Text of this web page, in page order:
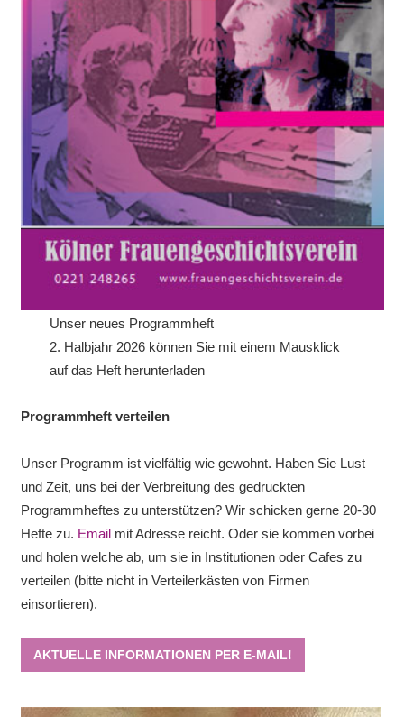
Unser neues Programmheft
2. Halbjahr 2026 können Sie mit einem Mausklick
auf das Heft herunterladen
Programmheft verteilen
Unser Programm ist vielfältig wie gewohnt. Haben Sie Lust
und Zeit, uns bei der Verbreitung des gedruckten
Programmheftes zu unterstützen? Wir schicken gerne 20-30
Hefte zu. Emailmit Adresse reicht. Oder sie kommen vorbei
und holen welche ab, um sie in Institutionen oder Cafes zu
verteilen (bitte nicht in Verteilerkästen von Firmen
einsortieren).
AKTUELLE INFORMATIONEN PER E-MAIL!